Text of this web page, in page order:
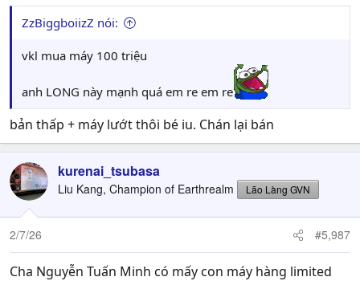
ZzBiggboiizZ nói:
vkl mua máy 100 triệu
anh LONG này mạnh quá em re em re
bản thấp + máy lướt thôi bé iu. Chán lại bán
kurenai_tsubasa
Liu Kang, Champion of Earthrealm Lão Làng GVN
2/7/26 #5,987
Cha Nguyễn Tuấn Minh có mấy con máy hàng limited